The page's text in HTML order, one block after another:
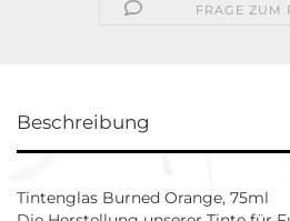
FRAGE ZUM
Beschreibung
Tintenglas Burned Orange, 75ml